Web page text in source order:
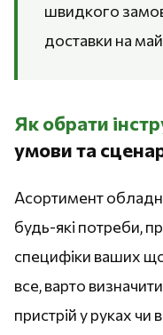
швидкого
доставки на
Як обрати
умови та
Асортимент
будь-які потреби,
специфіки ваших
все, варто
пристрій у руках чи